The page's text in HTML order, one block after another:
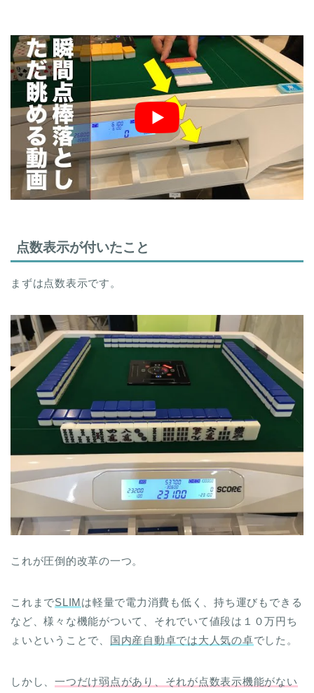
点数表示が付いたこと
まずは点数表示です。
これが圧倒的改革の一つ。
これまでSLIMは軽量で電力消費も低く、持ち運びもできる
など、様々な機能がついて、それでいて値段は１０万円ち
ょいということで、 国内産自動卓では大人気の卓でした。
しかし、一つだけ弱点があり、それが点数表示機能がない